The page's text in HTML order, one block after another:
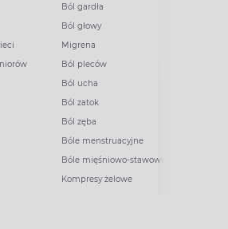
Ból gardła
Ból głowy
Migrena
Ból pleców
Ból ucha
Ból zatok
Ból zęba
Bóle menstruacyjne
Bóle mięśniowo-stawowe
Kompresy żelowe